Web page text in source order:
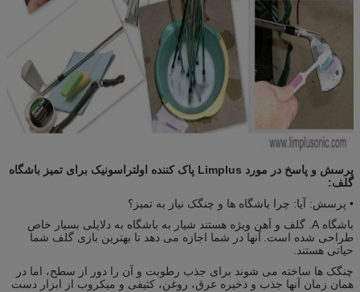
پرسش و پاسخ در مورد Limplus پاک کننده اولتراسونیک برای تمیز باشگاه
گلف:
• پرسش: آیا: چرا باشگاه ها و چنگک نیاز به تمیز؟
باشگاه A. گلف و آهن ویژه هستند شیار به باشگاه به دلایلی بسیار خاص
طراحی شده است.
آنها در شما اجازه می دهد تا بهترین بازی گلف شما
حیاتی هستند.
چنگک ها ساخته می شوند برای جذب رطوبت و آن را دور از سطح، اما در
همان زمان آنها جذب و ذخیره عرق، روغن، کثیفی و میکروب از ابزار دست